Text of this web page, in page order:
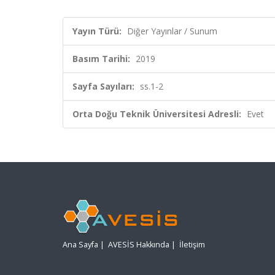
Yayın Türü: Diğer Yayınlar / Sunum
Basım Tarihi: 2019
Sayfa Sayıları: ss.1-2
Orta Doğu Teknik Üniversitesi Adresli: Evet
Ana Sayfa | AVESİS Hakkında | İletişim